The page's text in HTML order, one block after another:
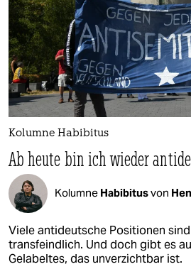
Kolumne Habibitus
Ab heute bin ich wieder
Kolumne Habibitusvon
Viele antideutsche Positionen
transfeindlich. Und doch gibt es
Gelabeltes, das unverzichtbar ist.